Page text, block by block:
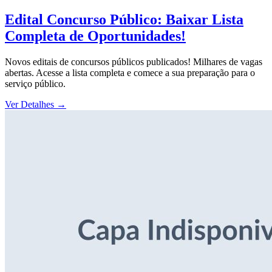
Edital Concurso Público: Baixar Lista
Completa de Oportunidades!
Novos editais de concursos públicos publicados! Milhares de vagas
abertas. Acesse a lista completa e comece a sua preparação para o
serviço público.
Ver Detalhes →